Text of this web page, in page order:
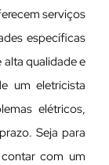
serviços
específicas
qualidade e
um eletricista
elétricos,
Seja para
contar com um